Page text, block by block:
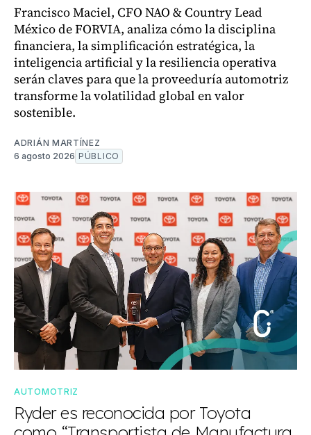
Francisco Maciel, CFO NAO & Country Lead
México de FORVIA, analiza cómo la disciplina
financiera, la simplificación estratégica, la
inteligencia artificial y la resiliencia operativa
serán claves para que la proveeduría automotriz
transforme la volatilidad global en valor
sostenible.
ADRIÁN MARTÍNEZ
6 agosto 2026 PÚBLICO
AUTOMOTRIZ
Ryder es reconocida por Toyota